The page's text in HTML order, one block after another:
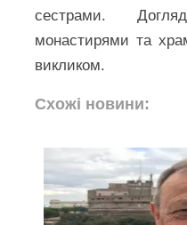
сестрами.
монастирями та
викликом.
Схожі новини: